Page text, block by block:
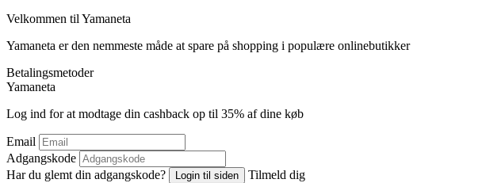
Velkommen til Yamaneta
Yamaneta er den nemmeste måde at spare på shopping i populære onlinebutikker
Betalingsmetoder
Yamaneta
Log ind for at modtage din cashback op til 35% af dine køb
Email
Adgangskode
Har du glemt din adgangskode?
Login til siden
Tilmeld dig